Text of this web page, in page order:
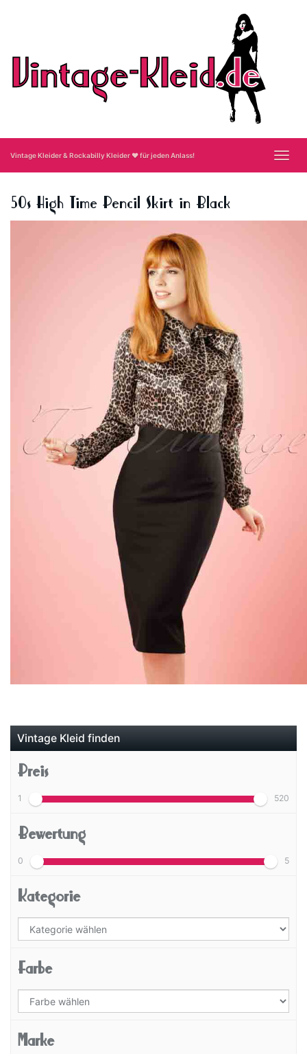
Vintage Kleider & Rockabilly Kleider ❤ für jeden Anlass!
50s High Time Pencil Skirt in Black
Vintage Kleid finden
Preis
1 520
Bewertung
0 5
Kategorie
Farbe
Marke